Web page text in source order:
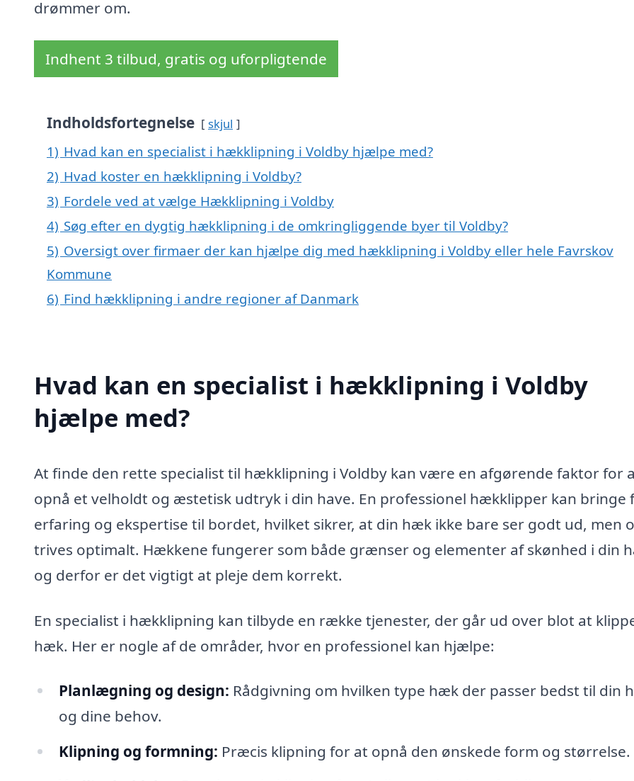
drømmer om.
Indhent 3 tilbud, gratis og uforpligtende
Indholdsfortegnelse skjul
1) Hvad kan en specialist i hækklipning i Voldby hjælpe med?
2) Hvad koster en hækklipning i Voldby?
3) Fordele ved at vælge Hækklipning i Voldby
4) Søg efter en dygtig hækklipning i de omkringliggende byer til Voldby?
5) Oversigt over firmaer der kan hjælpe dig med hækklipning i Voldby eller hele Favrskov
Kommune
6) Find hækklipning i andre regioner af Danmark
Hvad kan en specialist i hækklipning i Voldby
hjælpe med?
At finde den rette specialist til hækklipning i Voldby kan være en afgørende faktor for
opnå et velholdt og æstetisk udtryk i din have. En professionel hækklipper kan bringe
erfaring og ekspertise til bordet, hvilket sikrer, at din hæk ikke bare ser godt ud, men
trives optimalt. Hækkene fungerer som både grænser og elementer af skønhed i din
og derfor er det vigtigt at pleje dem korrekt.
En specialist i hækklipning kan tilbyde en række tjenester, der går ud over blot at
hæk. Her er nogle af de områder, hvor en professionel kan hjælpe:
Planlægning og design: Rådgivning om hvilken type hæk der passer bedst til din
og dine behov.
Klipning og formning: Præcis klipning for at opnå den ønskede form og størrelse.